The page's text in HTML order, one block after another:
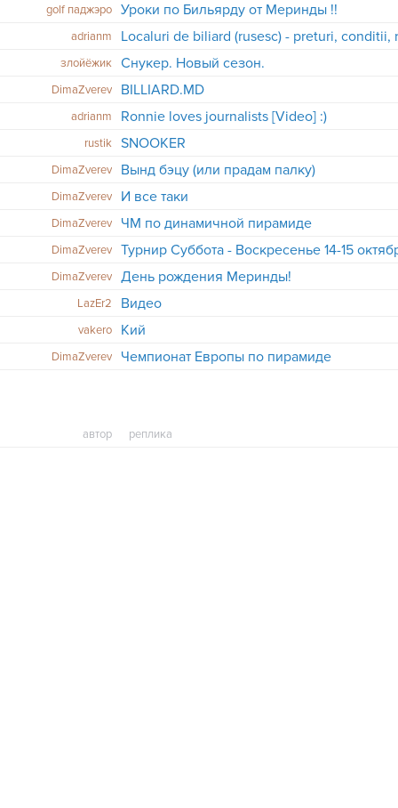
golf паджэро Уроки по Бильярду от Меринды !!
adrianm Localuri de biliard (rusesc) - preturi,
злойёжик Снукер. Новый сезон.
DimaZverev BILLIARD.MD
adrianm Ronnie loves journalists [Video] :)
rustik SNOOKER
DimaZverev Вынд бэцу (или прадам палку)
DimaZverev И все таки
DimaZverev ЧМ по динамичной пирамиде
DimaZverev Турнир Суббота - Воскресенье 14-15
DimaZverev День рождения Меринды!
LazEr2 Видео
vakero Кий
DimaZverev Чемпионат Европы по пирамиде
автор реплика